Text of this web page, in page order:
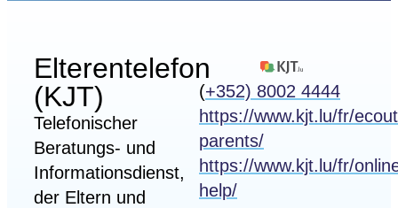
Elterentelefon
(KJT)
Telefonischer
Beratungs- und
Informationsdienst,
der Eltern und
(+352) 8002 4444
https://www.kjt.lu/fr/
parents/
https://www.kjt.lu/fr/
help/